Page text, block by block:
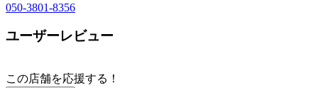
050-3801-8356
ユーザーレビュー
この店舗を応援する！